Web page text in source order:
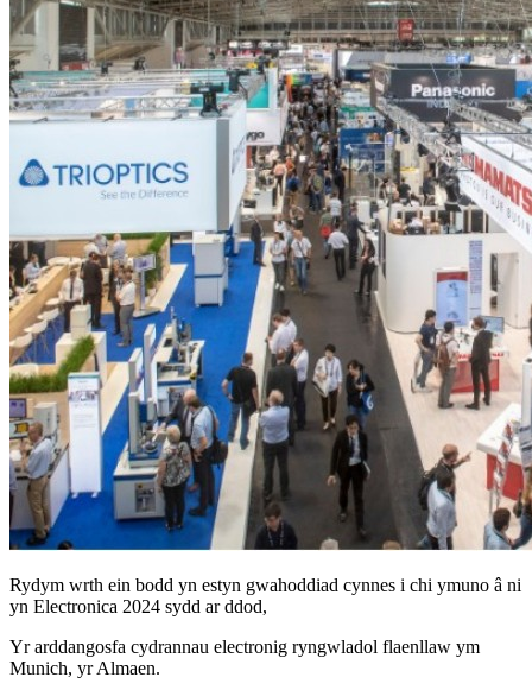
Rydym wrth ein bodd yn estyn gwahoddiad cynnes i chi ymuno â ni
yn Electronica 2024 sydd ar ddod,
Yr arddangosfa cydrannau electronig ryngwladol flaenllaw ym
Munich, yr Almaen.